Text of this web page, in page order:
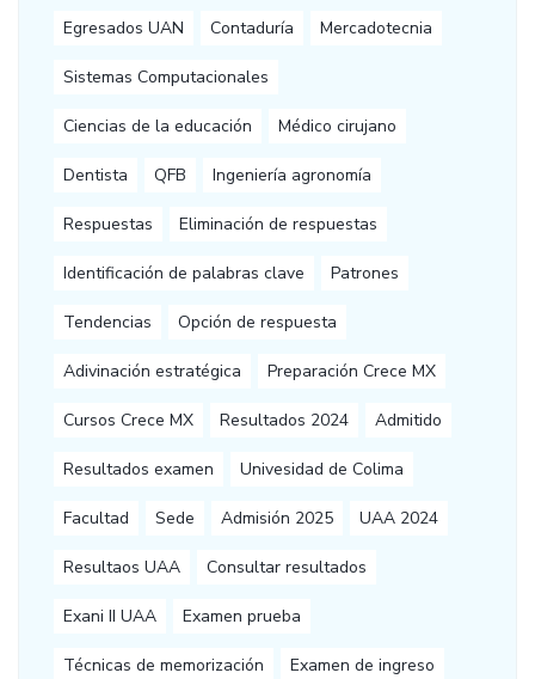
Egresados UAN Contaduría Mercadotecnia
Sistemas Computacionales
Ciencias de la educación Médico cirujano
Dentista QFB Ingeniería agronomía
Respuestas Eliminación de respuestas
Identificación de palabras clave Patrones
Tendencias Opción de respuesta
Adivinación estratégica Preparación Crece MX
Cursos Crece MX Resultados 2024 Admitido
Resultados examen Univesidad de Colima
Facultad Sede Admisión 2025 UAA 2024
Resultaos UAA Consultar resultados
Exani II UAA Examen prueba
Técnicas de memorización Examen de ingreso